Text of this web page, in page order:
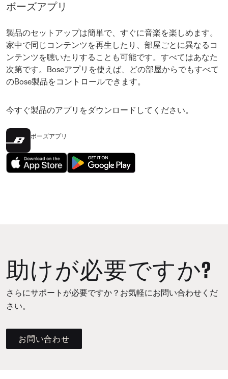
ボーズアプリ
製品のセットアップは簡単で、すぐに音楽を楽しめます。
家中で同じコンテンツを再生したり、部屋ごとに異なるコ
ンテンツを聴いたりすることも可能です。すべてはあなた
次第です。Boseアプリを使えば、どの部屋からでもすべて
のBose製品をコントロールできます。
今すぐ製品のアプリをダウンロードしてください。
ボーズアプリ
助けが必要ですか?
さらにサポートが必要ですか？お気軽にお問い合わせくだ
さい。
お問い合わせ